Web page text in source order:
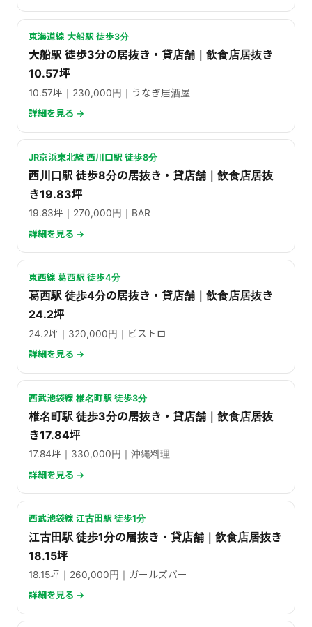
東海道線 大船駅 徒歩3分
大船駅 徒歩3分の居抜き・貸店舗｜飲食店居抜き
10.57坪
10.57坪｜230,000円｜うなぎ居酒屋
詳細を見る →
JR京浜東北線 西川口駅 徒歩8分
西川口駅 徒歩8分の居抜き・貸店舗｜飲食店居抜
き19.83坪
19.83坪｜270,000円｜BAR
詳細を見る →
東西線 葛西駅 徒歩4分
葛西駅 徒歩4分の居抜き・貸店舗｜飲食店居抜き
24.2坪
24.2坪｜320,000円｜ビストロ
詳細を見る →
西武池袋線 椎名町駅 徒歩3分
椎名町駅 徒歩3分の居抜き・貸店舗｜飲食店居抜
き17.84坪
17.84坪｜330,000円｜沖縄料理
詳細を見る →
西武池袋線 江古田駅 徒歩1分
江古田駅 徒歩1分の居抜き・貸店舗｜飲食店居抜き
18.15坪
18.15坪｜260,000円｜ガールズバー
詳細を見る →